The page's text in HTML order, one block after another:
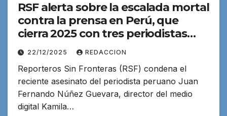
RSF alerta sobre la escalada mortal
contra la prensa en Perú, que
cierra 2025 con tres periodistas
asesinados
22/12/2025 REDACCION
Reporteros Sin Fronteras (RSF) condena el
reciente asesinato del periodista peruano Juan
Fernando Núñez Guevara, director del medio
digital Kamila…